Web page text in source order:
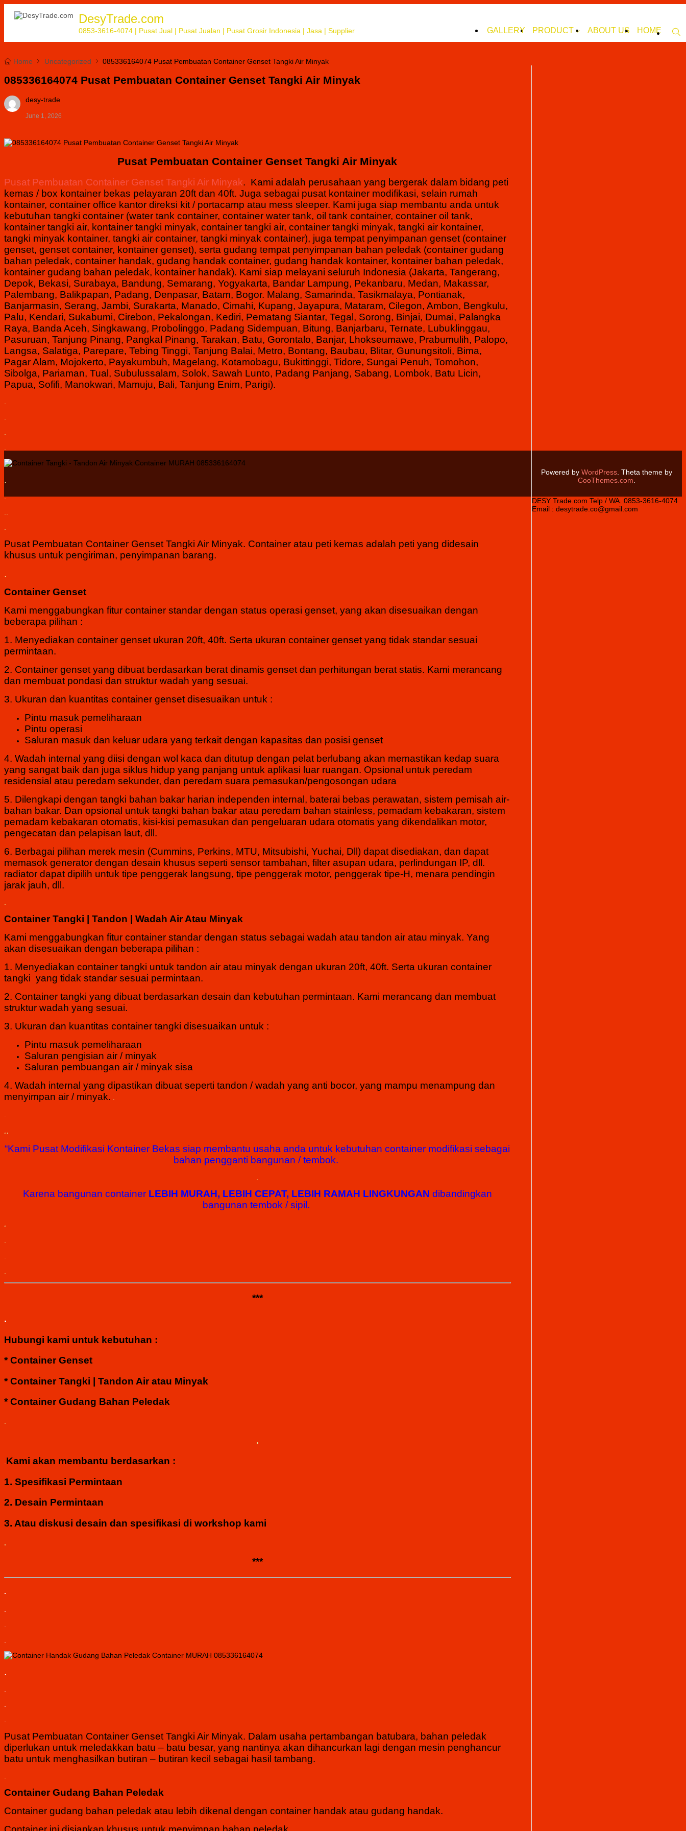
DesyTrade.com
0853-3616-4074 | Pusat Jual | Pusat Jualan | Pusat Grosir Indonesia | Jasa | Supplier HOME
ABOUT US
PRODUCT
GALLERY
Home Uncategorized 085336164074 Pusat Pembuatan Container Genset Tangki Air Minyak
085336164074 Pusat Pembuatan Container Genset Tangki Air Minyak
desy-trade
June 1, 2026
Pusat Pembuatan Container Genset Tangki Air Minyak
Pusat Pembuatan Container Genset Tangki Air Minyak. Kami adalah perusahaan yang bergerak dalam bidang peti
kemas / box kontainer bekas pelayaran 20ft dan 40ft. Juga sebagai pusat kontainer modifikasi, selain rumah
kontainer, container office kantor direksi kit / portacamp atau mess sleeper. Kami juga siap membantu anda untuk
kebutuhan tangki container (water tank container, container water tank, oil tank container, container oil tank,
kontainer tangki air, kontainer tangki minyak, container tangki air, container tangki minyak, tangki air kontainer,
tangki minyak kontainer, tangki air container, tangki minyak container), juga tempat penyimpanan genset (container
genset, genset container, kontainer genset), serta gudang tempat penyimpanan bahan peledak (container gudang
bahan peledak, container handak, gudang handak container, gudang handak kontainer, kontainer bahan peledak,
kontainer gudang bahan peledak, kontainer handak). Kami siap melayani seluruh Indonesia (Jakarta, Tangerang,
Depok, Bekasi, Surabaya, Bandung, Semarang, Yogyakarta, Bandar Lampung, Pekanbaru, Medan, Makassar,
Palembang, Balikpapan, Padang, Denpasar, Batam, Bogor. Malang, Samarinda, Tasikmalaya, Pontianak,
Banjarmasin, Serang, Jambi, Surakarta, Manado, Cimahi, Kupang, Jayapura, Mataram, Cilegon, Ambon, Bengkulu,
Palu, Kendari, Sukabumi, Cirebon, Pekalongan, Kediri, Pematang Siantar, Tegal, Sorong, Binjai, Dumai, Palangka
Raya, Banda Aceh, Singkawang, Probolinggo, Padang Sidempuan, Bitung, Banjarbaru, Ternate, Lubuklinggau,
Pasuruan, Tanjung Pinang, Pangkal Pinang, Tarakan, Batu, Gorontalo, Banjar, Lhokseumawe, Prabumulih, Palopo,
Langsa, Salatiga, Parepare, Tebing Tinggi, Tanjung Balai, Metro, Bontang, Baubau, Blitar, Gunungsitoli, Bima,
Pagar Alam, Mojokerto, Payakumbuh, Magelang, Kotamobagu, Bukittinggi, Tidore, Sungai Penuh, Tomohon,
Sibolga, Pariaman, Tual, Subulussalam, Solok, Sawah Lunto, Padang Panjang, Sabang, Lombok, Batu Licin,
Papua, Sofifi, Manokwari, Mamuju, Bali, Tanjung Enim, Parigi).
.
.
Pusat Pembuatan Container Genset Tangki Air Minyak. Container atau peti kemas adalah peti yang didesain
khusus untuk pengiriman, penyimpanan barang.
.
Container Genset
Kami menggabungkan fitur container standar dengan status operasi genset, yang akan disesuaikan dengan
beberapa pilihan :
1. Menyediakan container genset ukuran 20ft, 40ft. Serta ukuran container genset yang tidak standar sesuai
permintaan.
2. Container genset yang dibuat berdasarkan berat dinamis genset dan perhitungan berat statis. Kami merancang
dan membuat pondasi dan struktur wadah yang sesuai.
3. Ukuran dan kuantitas container genset disesuaikan untuk :
Pintu masuk pemeliharaan
Pintu operasi
Saluran masuk dan keluar udara yang terkait dengan kapasitas dan posisi genset
4. Wadah internal yang diisi dengan wol kaca dan ditutup dengan pelat berlubang akan memastikan kedap suara
yang sangat baik dan juga siklus hidup yang panjang untuk aplikasi luar ruangan. Opsional untuk peredam
residensial atau peredam sekunder, dan peredam suara pemasukan/pengosongan udara
5. Dilengkapi dengan tangki bahan bakar harian independen internal, baterai bebas perawatan, sistem pemisah air-
bahan bakar. Dan opsional untuk tangki bahan bakar atau peredam bahan stainless, pemadam kebakaran, sistem
pemadam kebakaran otomatis, kisi-kisi pemasukan dan pengeluaran udara otomatis yang dikendalikan motor,
pengecatan dan pelapisan laut, dll.
6. Berbagai pilihan merek mesin (Cummins, Perkins, MTU, Mitsubishi, Yuchai, Dll) dapat disediakan, dan dapat
memasok generator dengan desain khusus seperti sensor tambahan, filter asupan udara, perlindungan IP, dll.
radiator dapat dipilih untuk tipe penggerak langsung, tipe penggerak motor, penggerak tipe-H, menara pendingin
jarak jauh, dll.
Container Tangki | Tandon | Wadah Air Atau Minyak
Kami menggabungkan fitur container standar dengan status sebagai wadah atau tandon air atau minyak. Yang
akan disesuaikan dengan beberapa pilihan :
1. Menyediakan container tangki untuk tandon air atau minyak dengan ukuran 20ft, 40ft. Serta ukuran container
tangki yang tidak standar sesuai permintaan.
2. Container tangki yang dibuat berdasarkan desain dan kebutuhan permintaan. Kami merancang dan membuat
struktur wadah yang sesuai.
3. Ukuran dan kuantitas container tangki disesuaikan untuk :
Pintu masuk pemeliharaan
Saluran pengisian air / minyak
Saluran pembuangan air / minyak sisa
4. Wadah internal yang dipastikan dibuat seperti tandon / wadah yang anti bocor, yang mampu menampung dan
menyimpan air / minyak.
..
“Kami Pusat Modifikasi Kontainer Bekas siap membantu usaha anda untuk kebutuhan container modifikasi sebagai
bahan pengganti bangunan / tembok.
Karena bangunan container LEBIH MURAH, LEBIH CEPAT, LEBIH RAMAH LINGKUNGAN dibandingkan
bangunan tembok / sipil.
.
***
.
Hubungi kami untuk kebutuhan :
* Container Genset
* Container Tangki | Tandon Air atau Minyak
* Container Gudang Bahan Peledak
.
Kami akan membantu berdasarkan :
1. Spesifikasi Permintaan
2. Desain Permintaan
3. Atau diskusi desain dan spesifikasi di workshop kami
.
***
.
.
Pusat Pembuatan Container Genset Tangki Air Minyak. Dalam usaha pertambangan batubara, bahan peledak
diperlukan untuk meledakkan batu – batu besar, yang nantinya akan dihancurkan lagi dengan mesin penghancur
batu untuk menghasilkan butiran – butiran kecil sebagai hasil tambang.
Container Gudang Bahan Peledak
Container gudang bahan peledak atau lebih dikenal dengan container handak atau gudang handak.
Powered byWordPress . Theta theme by
CooThemes.com
DESY Trade.com Telp / WA. 0853-3616-4074
Email : desytrade.co@gmail.com